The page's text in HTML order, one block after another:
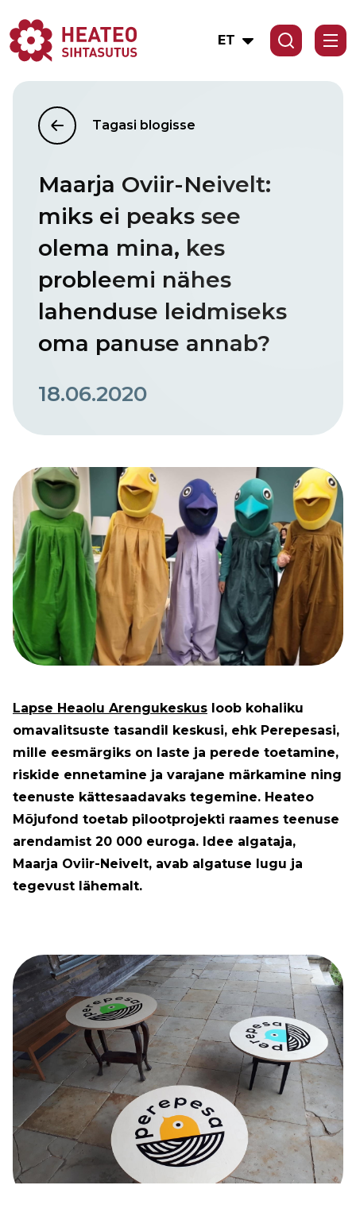
ET
Tagasi blogisse
Maarja Oviir-Neivelt:
miks ei peaks see
olema mina, kes
probleemi nähes
lahenduse leidmiseks
oma panuse annab?
18.06.2020
Lapse Heaolu Arengukeskus loob kohaliku
omavalitsuste tasandil keskusi, ehk Perepesasi,
mille eesmärgiks on laste ja perede toetamine,
riskide ennetamine ja varajane märkamine ning
teenuste kättesaadavaks tegemine. Heateo
Mõjufond toetab pilootprojekti raames teenuse
arendamist 20 000 euroga. Idee algataja,
Maarja Oviir-Neivelt, avab algatuse lugu ja
tegevust lähemalt.